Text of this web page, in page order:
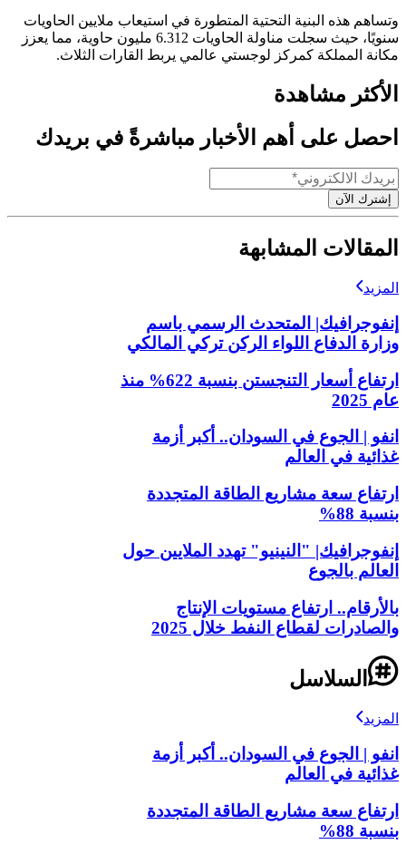
وتساهم هذه البنية التحتية المتطورة في استيعاب ملايين الحاويات
سنويًا، حيث سجلت مناولة الحاويات 6.312 مليون حاوية، مما يعزز
مكانة المملكة كمركز لوجستي عالمي يربط القارات الثلاث.
الأكثر مشاهدة
احصل على أهم الأخبار مباشرةً في بريدك
إشترك الآن
المقالات المشابهة
المزيد
إنفوجرافيك| المتحدث الرسمي باسم
وزارة الدفاع اللواء الركن تركي المالكي
ارتفاع أسعار التنجستن بنسبة 622% منذ
عام 2025
انفو | الجوع في السودان.. أكبر أزمة
غذائية في العالم
ارتفاع سعة مشاريع الطاقة المتجددة
بنسبة 88%
إنفوجرافيك| "النينيو" تهدد الملايين حول
العالم بالجوع
بالأرقام.. ارتفاع مستويات الإنتاج
والصادرات لقطاع النفط خلال 2025
السلاسل
المزيد
انفو | الجوع في السودان.. أكبر أزمة
غذائية في العالم
ارتفاع سعة مشاريع الطاقة المتجددة
بنسبة 88%